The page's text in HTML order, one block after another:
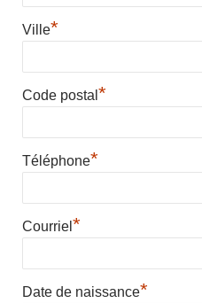
Ville*
Code postal *
Téléphone*
Courriel *
Date de naissance*